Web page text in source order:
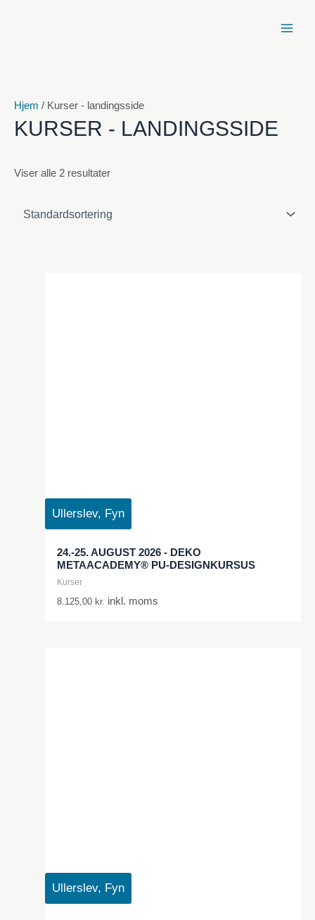
Hjem / Kurser - landingsside
KURSER - LANDINGSSIDE
Viser alle 2 resultater
Ullerslev, Fyn
24.-25. AUGUST 2026 - DEKO
METAACADEMY® PU-DESIGNKURSUS
Kurser
8.125,00 kr. inkl. moms
Ullerslev, Fyn